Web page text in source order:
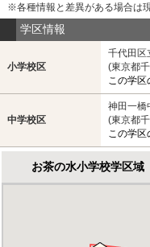
※各種情報と差異がある場合は
学区情報
小学校区
千代田区
(東京都
この学
中学校区
神田一橋
(東京都
この学
お茶の水小学校学区域